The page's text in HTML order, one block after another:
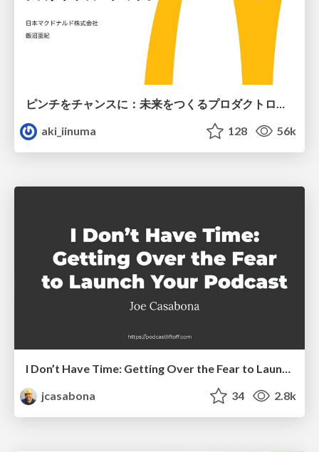
aki_iinuma
128 56k
I Don’t Have Time: Getting Over the Fear to Launch Your Podcast
jcasabona
34 2.8k